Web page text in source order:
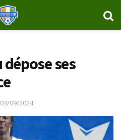
ses
03/09/2024